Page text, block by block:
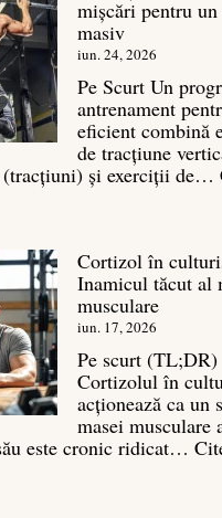
mișcări pentru un
masiv
iun. 24, 2026
Pe Scurt Un
antrenament
eficient combină
de tracțiune
și exerciții de…
Cortizol în
Inamicul tăcut al
musculare
iun. 17, 2026
Pe scurt (TL;DR)
Cortizolul în
acționează ca un
masei musculare
este cronic ridicat…